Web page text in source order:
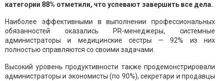
категории 88% отметили, что успевают завершить все дела.
Наиболее эффективными в выполнении профессиональных
обязанностей оказались PR-менеджеры, системные
администраторы и медицинские сестры — 92% из них
полностью справляются со своими задачами.
Высокий уровень продуктивности также продемонстрировали
администраторы и экономисты (по 90%), секретари и продавцы